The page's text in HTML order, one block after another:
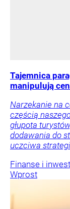
Tajemnica
manipulują
Narzekanie na
częścią
głupota
dodawania do
uczciwa
Finanse i
Wprost